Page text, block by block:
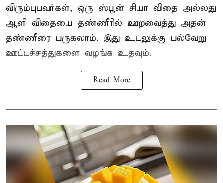
விரும்புபவர்கள், ஒரு ஸ்பூன் சியா விதை அல்லது
ஆளி விதையை தண்ணீரில் ஊறவைத்து அதன்
தண்ணீரை பருகலாம். இது உடலுக்கு பல்வேறு
ஊட்டச்சத்துகளை வழங்க உதவும்.
Read More